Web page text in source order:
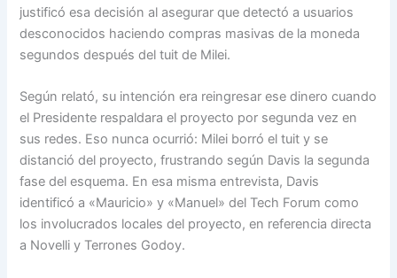
justificó esa decisión al asegurar que detectó a usuarios
desconocidos haciendo compras masivas de la moneda
segundos después del tuit de Milei.
Según relató, su intención era reingresar ese dinero cuando
el Presidente respaldara el proyecto por segunda vez en
sus redes. Eso nunca ocurrió: Milei borró el tuit y se
distanció del proyecto, frustrando según Davis la segunda
fase del esquema. En esa misma entrevista, Davis
identificó a «Mauricio» y «Manuel» del Tech Forum como
los involucrados locales del proyecto, en referencia directa
a Novelli y Terrones Godoy.